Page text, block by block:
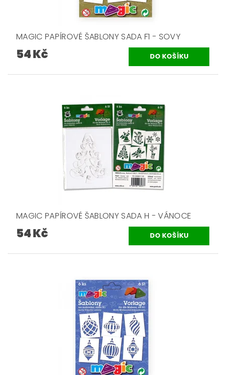
MAGIC PAPÍROVÉ ŠABLONY SADA F1 - SOVY
54 Kč
MAGIC PAPÍROVÉ ŠABLONY SADA H - VÁNOCE
54 Kč